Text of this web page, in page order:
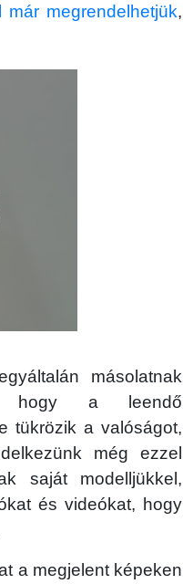
már megrendelhetjük,
másolatnak
hogy a leendő
tükrözik a valóságot,
még ezzel
saját modelljükkel,
és videókat, hogy
a megjelent képeken